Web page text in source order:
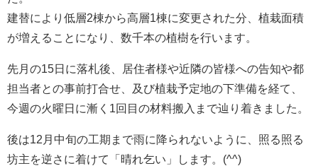
建替により低層2棟から高層1棟に変更された分、植栽面積
が増えることになり、数千本の植樹を行います。
先月の15日に落札後、居住者様や近隣の皆様への告知や都
担当者との事前打合せ、及び植栽予定地の下準備を経て、
今週の火曜日に漸く1回目の材料搬入まで辿り着きました。
後は12月中旬の工期まで雨に降られないように、照る照る
坊主を逆さに着けて「晴れ乞い」します。(^^)